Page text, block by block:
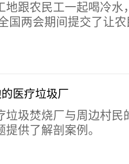
地跟农民工一起喝冷水
国两会期间提交了让
医疗垃圾厂
垃圾焚烧厂与周边村民
供了解剖案例。